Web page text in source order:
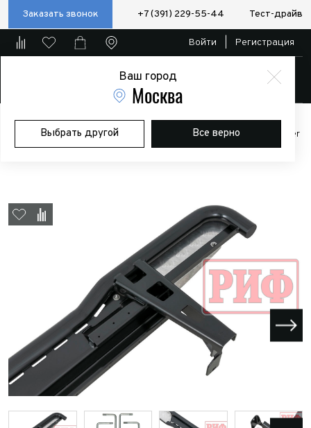
Заказать звонок +7 (391) 229-55-44 Тест-драйв
Ваш город
Москва
Выбрать другой Все верно
Войти Регистрация
Главная Магазин Дополнительное оборудование
Силовые
бампера/пороги/калитки
Пороги РИФ силовые Toyota Land Cruiser
Prado 150